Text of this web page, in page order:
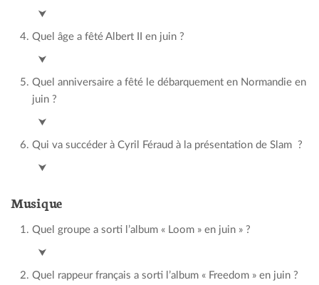
Nelson Monfort
⮟
Quel âge a fêté Albert II en juin ?
90 ans
⮟
Quel anniversaire a fêté le débarquement en Normandie en
juin ?
80 ans
⮟
Qui va succéder à Cyril Féraud à la présentation de Slam ?
Théo Curin
⮟
Musique
Quel groupe a sorti l’album « Loom » en juin » ?
Imagine Dragon
⮟
Quel rappeur français a sorti l’album « Freedom » en juin ?